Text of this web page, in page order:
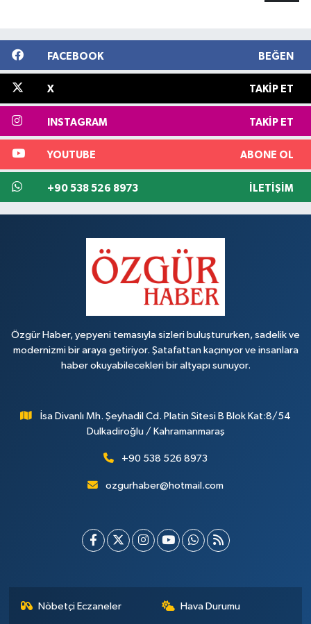
FACEBOOK BEĞEN
X TAKIP ET
INSTAGRAM TAKIP ET
YOUTUBE ABONE OL
+90 538 526 8973 İLETIŞIM
Özgür Haber, yepyeni temasıyla sizleri buluştururken, sadelik ve
modernizmi bir araya getiriyor. Şatafattan kaçınıyor ve insanlara
haber okuyabilecekleri bir altyapı sunuyor.
İsa Divanlı Mh. Şeyhadil Cd. Platin Sitesi B Blok Kat:8/54
Dulkadiroğlu / Kahramanmaraş
+90 538 526 8973
ozgurhaber@hotmail.com
Nöbetçi Eczaneler Hava Durumu